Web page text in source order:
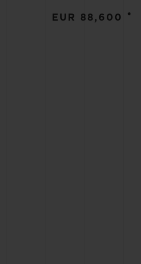
EUR 88,600 •